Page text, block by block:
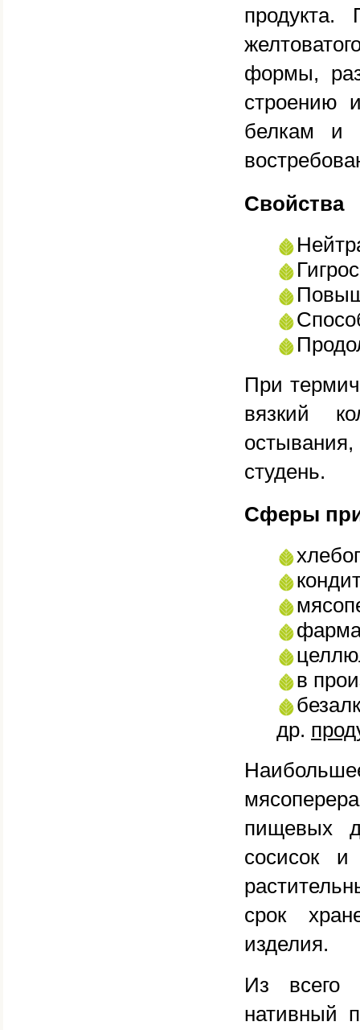
продукта.
формы,
строению
белкам и
Свойства
При
вязкий
студень.
Сферы
в
др.
пищевых
сосисок и
срок
изделия.
Из всего
нативный